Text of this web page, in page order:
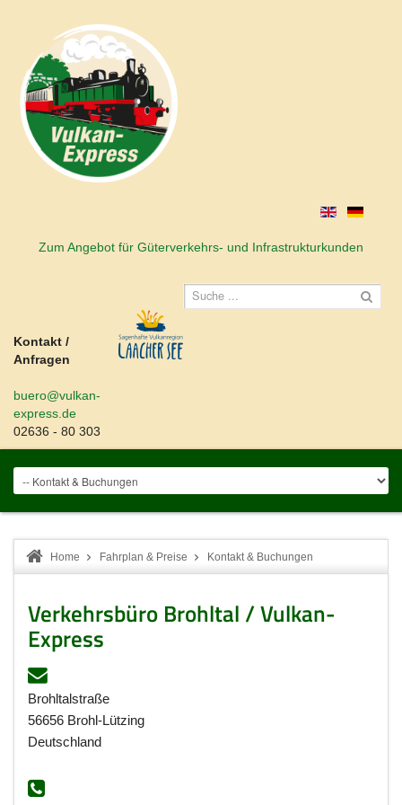
Zum Angebot für Güterverkehrs- und Infrastrukturkunden
Kontakt /
Anfragen
buero@vulkan-
express.de
02636 - 80 303
Home Fahrplan & Preise Kontakt & Buchungen
Verkehrsbüro Brohltal / Vulkan-
Express
Brohltalstraße
56656 Brohl-Lützing
Deutschland